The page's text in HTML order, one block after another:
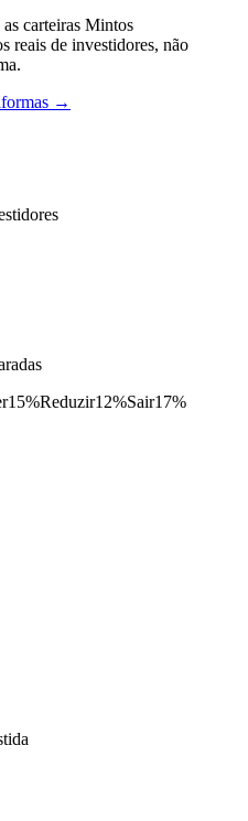
carteiras Mintos
reais de investidores, não
→
15%Reduzir12%Sair17%